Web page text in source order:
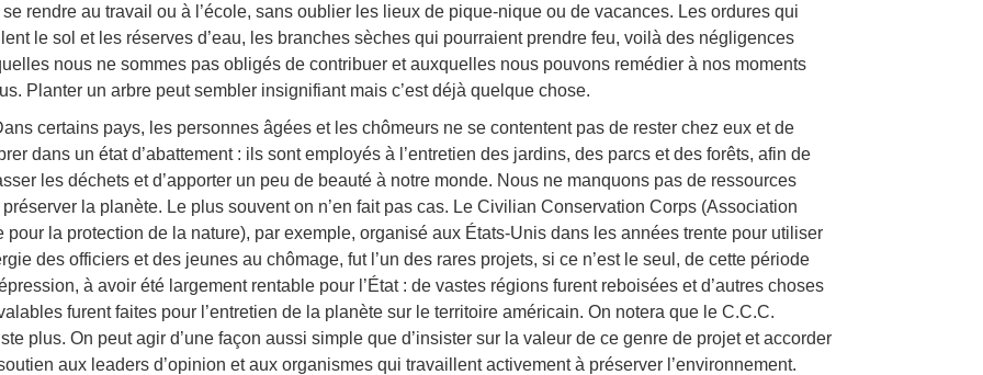
se rendre au travail ou à l’école, sans oublier les lieux de pique-nique ou de vacances. Les ordures qui
le sol et les réserves d’eau, les branches sèches qui pourraient prendre feu, voilà des négligences
nous ne sommes pas obligés de contribuer et auxquelles nous pouvons remédier à nos moments
Planter un arbre peut sembler insignifiant mais c’est déjà quelque chose.
certains pays, les personnes âgées et les chômeurs ne se contentent pas de rester chez eux et de
dans un état d’abattement : ils sont employés à l’entretien des jardins, des parcs et des forêts, afin de
les déchets et d’apporter un peu de beauté à notre monde. Nous ne manquons pas de ressources
préserver la planète. Le plus souvent on n’en fait pas cas. Le Civilian Conservation Corps (Association
pour la protection de la nature), par exemple, organisé aux États-Unis dans les années trente pour utiliser
des officiers et des jeunes au chômage, fut l’un des rares projets, si ce n’est le seul, de cette période
à avoir été largement rentable pour l’État : de vastes régions furent reboisées et d’autres choses
furent faites pour l’entretien de la planète sur le territoire américain. On notera que le C.C.C.
plus. On peut agir d’une façon aussi simple que d’insister sur la valeur de ce genre de projet et accorder
aux leaders d’opinion et aux organismes qui travaillent activement à préserver l’environnement.